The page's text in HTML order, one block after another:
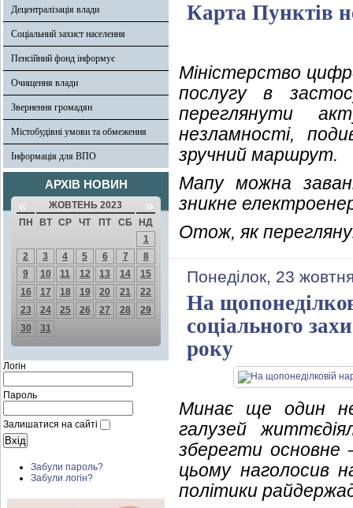
Децентралізація влади
Соціальний захист населення
Пенсійний фонд інформує
Очищення влади
Звернення громадян
Містобудівні умови та обмеження
Інформація для ВПО
АРХІВ НОВИН
« ЖОВТЕНЬ 2023 »
ПН ВТ СР ЧТ ПТ СБ
НД
1
2
3 4 5 6 7
8
9
10 11 12 13 14
15
16
17 18 19 20 21
22
23
24 25 26 27 28
29
30
31
Логін
Пароль
Залишатися на сайті
Забули пароль?
Забули логін?
Карта Пунктів
Міністерство
послугу в
переглянути
незламності,
зручний маршрут.
Мапу можна
зникне
Отож, як
Понеділок, 23
На
соціального
року
Минає ще один
галузей
зберегти основне
цьому наголосив
політики